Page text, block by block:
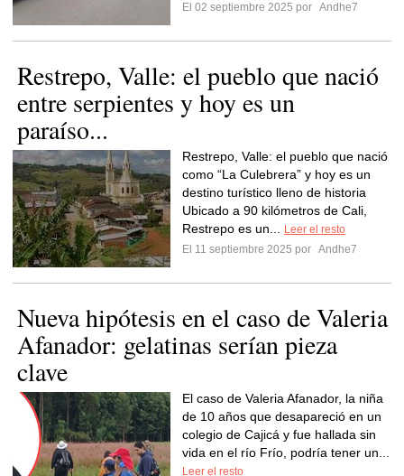
El 02 septiembre 2025 por Andhe7
Restrepo, Valle: el pueblo que nació
entre serpientes y hoy es un
paraíso...
Restrepo, Valle: el pueblo que nació
como “La Culebrera” y hoy es un
destino turístico lleno de historia
Ubicado a 90 kilómetros de Cali,
Restrepo es un...
Leer el resto
El 11 septiembre 2025 por Andhe7
Nueva hipótesis en el caso de Valeria
Afanador: gelatinas serían pieza
clave
El caso de Valeria Afanador, la niña
de 10 años que desapareció en un
colegio de Cajicá y fue hallada sin
vida en el río Frío, podría tener un...
Leer el resto